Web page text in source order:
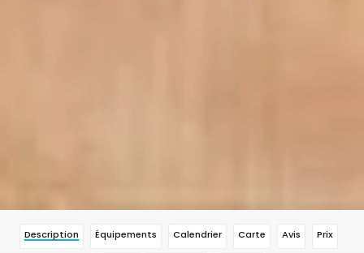
Description Équipements Calendrier Carte Avis Prix